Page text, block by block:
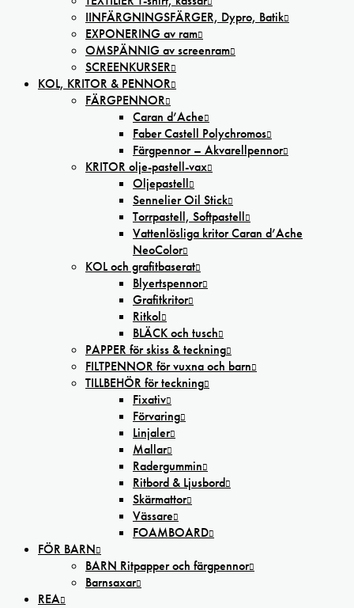
IINFÄRGNINGSFÄRGER, Dypro, Batik
EXPONERING av ram
OMSPÄNNIG av screenram
SCREENKURSER
KOL, KRITOR & PENNOR
FÄRGPENNOR
Caran d’Ache
Faber Castell Polychromos
Färgpennor – Akvarellpennor
KRITOR olje-pastell-vax
Oljepastell
Sennelier Oil Stick
Torrpastell, Softpastell
Vattenlösliga kritor Caran d’Ache
NeoColor
KOL och grafitbaserat
Blyertspennor
Grafitkritor
Ritkol
BLÄCK och tusch
PAPPER för skiss & teckning
FILTPENNOR för vuxna och barn
TILLBEHÖR för teckning
Fixativ
Förvaring
Linjaler
Mallar
Radergummin
Ritbord & Ljusbord
Skärmattor
Vässare
FOAMBOARD
FÖR BARN
BARN Ritpapper och färgpennor
Barnsaxar
REA